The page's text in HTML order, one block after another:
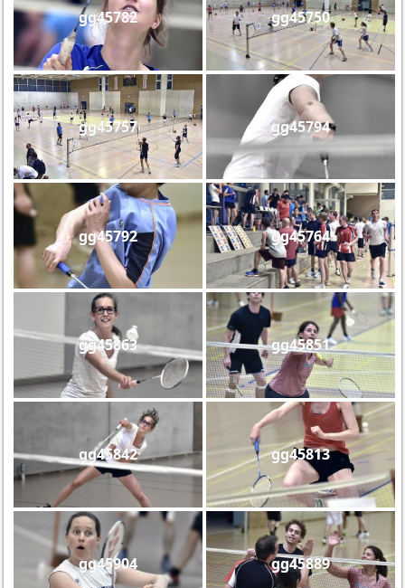
gg45782 gg45750
gg45757 gg45794
gg45792 gg45764
gg45863 gg45851
gg45842 gg45813
gg45904 gg45889